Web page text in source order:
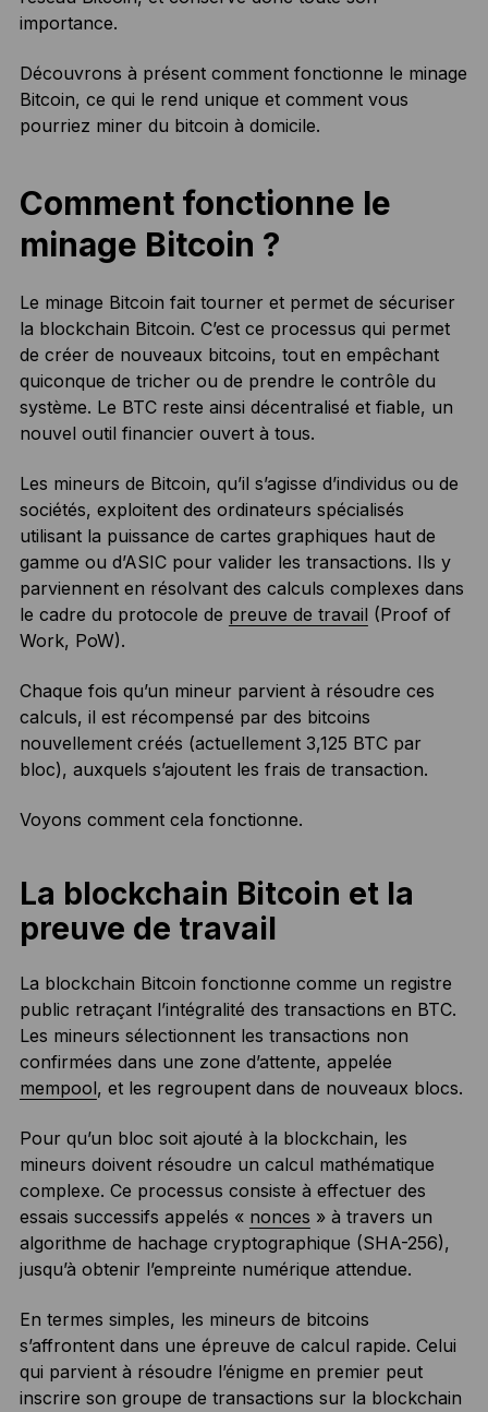
importance.
Découvrons à présent comment fonctionne le minage
Bitcoin, ce qui le rend unique et comment vous
pourriez miner du bitcoin à domicile.
Comment fonctionne le
minage Bitcoin ?
Le minage Bitcoin fait tourner et permet de sécuriser
la blockchain Bitcoin. C’est ce processus qui permet
de créer de nouveaux bitcoins, tout en empêchant
quiconque de tricher ou de prendre le contrôle du
système. Le BTC reste ainsi décentralisé et fiable, un
nouvel outil financier ouvert à tous.
Les mineurs de Bitcoin, qu’il s’agisse d’individus ou de
sociétés, exploitent des ordinateurs spécialisés
utilisant la puissance de cartes graphiques haut de
gamme ou d’ASIC pour valider les transactions. Ils y
parviennent en résolvant des calculs complexes dans
le cadre du protocole de preuve de travail (Proof of
Work, PoW).
Chaque fois qu’un mineur parvient à résoudre ces
calculs, il est récompensé par des bitcoins
nouvellement créés (actuellement 3,125 BTC par
bloc), auxquels s’ajoutent les frais de transaction.
Voyons comment cela fonctionne.
La blockchain Bitcoin et la
preuve de travail
La blockchain Bitcoin fonctionne comme un registre
public retraçant l’intégralité des transactions en BTC.
Les mineurs sélectionnent les transactions non
confirmées dans une zone d’attente, appelée
mempool, et les regroupent dans de nouveaux blocs.
Pour qu’un bloc soit ajouté à la blockchain, les
mineurs doivent résoudre un calcul mathématique
complexe. Ce processus consiste à effectuer des
essais successifs appelés « nonces » à travers un
algorithme de hachage cryptographique (SHA-256),
jusqu’à obtenir l’empreinte numérique attendue.
En termes simples, les mineurs de bitcoins
s’affrontent dans une épreuve de calcul rapide. Celui
qui parvient à résoudre l’énigme en premier peut
inscrire son groupe de transactions sur la blockchain